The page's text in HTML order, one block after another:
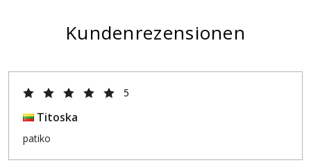
Kundenrezensionen
5
Titoska
patiko